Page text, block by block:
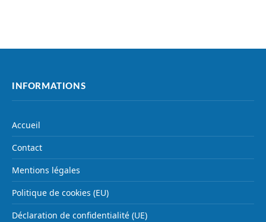
INFORMATIONS
Accueil
Contact
Mentions légales
Politique de cookies (EU)
Déclaration de confidentialité (UE)